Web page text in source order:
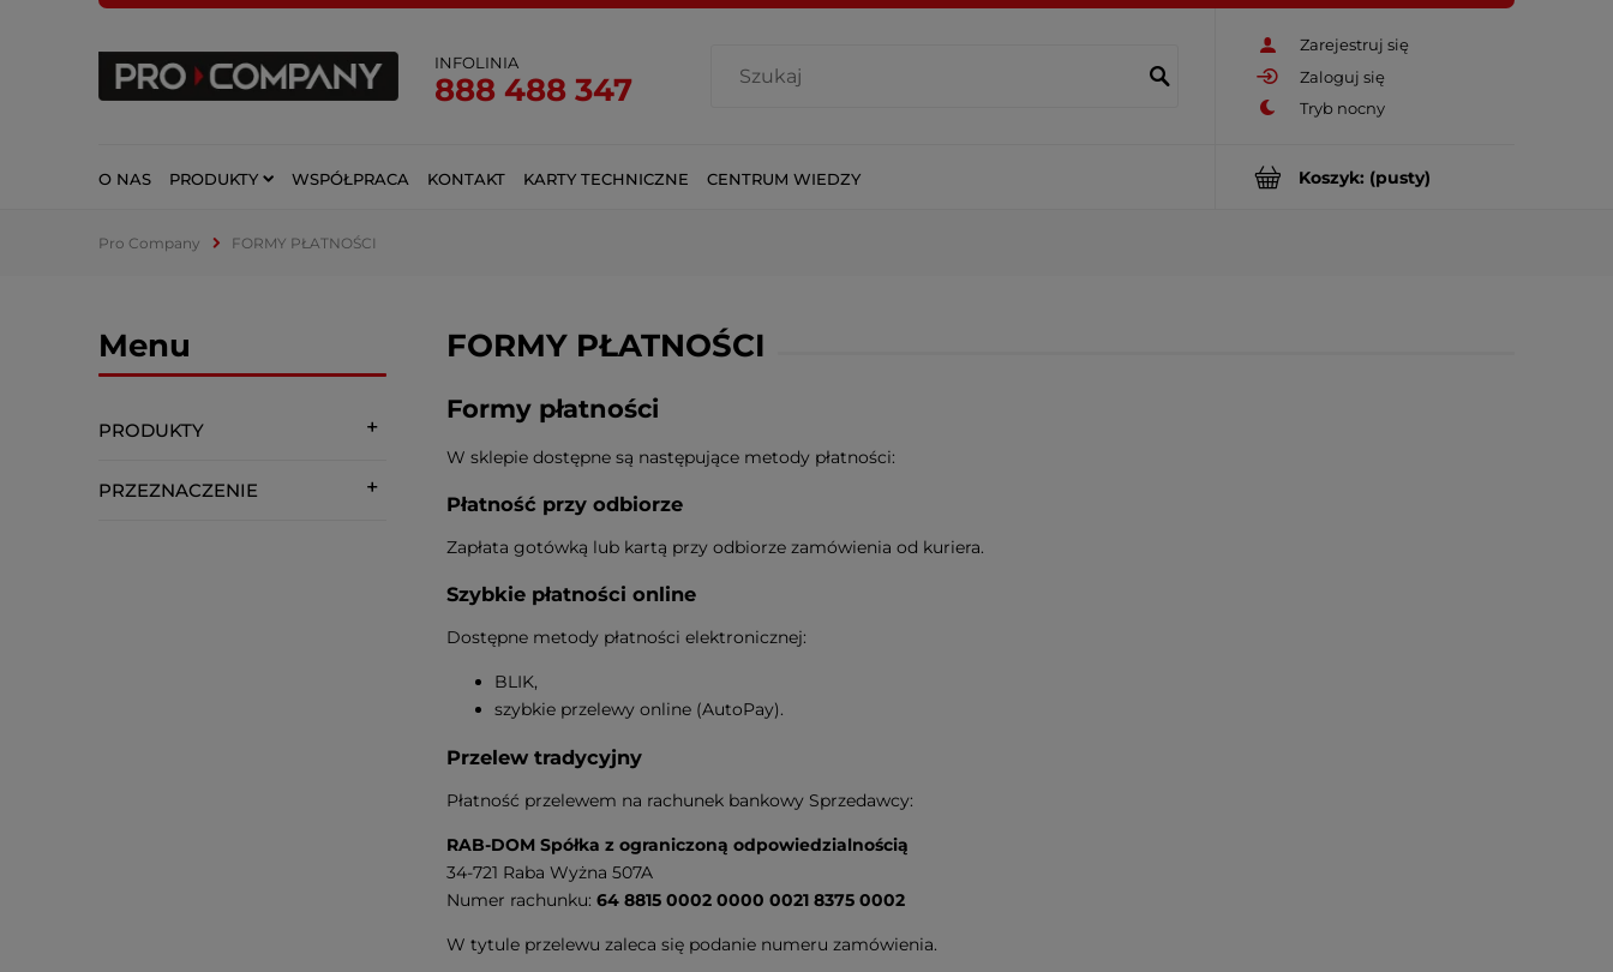
Zarejestruj się
Zaloguj się
INFOLINIA
888 488 347
Koszyk: (pusty)
O NAS PRODUKTY WSPÓŁPRACA KONTAKT KARTY TECHNICZNE CENTRUM WIEDZY
Pro Company FORMY PŁATNOŚCI
Menu
PRODUKTY
PRZEZNACZENIE
FORMY PŁATNOŚCI
Formy płatności
W sklepie dostępne są następujące metody płatności:
Płatność przy odbiorze
Zapłata gotówką lub kartą przy odbiorze zamówienia od kuriera.
Szybkie płatności online
Dostępne metody płatności elektronicznej:
BLIK,
szybkie przelewy online (AutoPay).
Przelew tradycyjny
Płatność przelewem na rachunek bankowy Sprzedawcy:
RAB-DOM Spółka z ograniczoną odpowiedzialnością
34-721 Raba Wyżna 507A
Numer rachunku: 64 8815 0002 0000 0021 8375 0002
W tytule przelewu zaleca się podanie numeru zamówienia.